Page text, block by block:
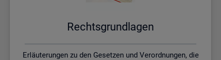
Rechts­grund­la­gen
Erläuterungen zu den Gesetzen und Verordnungen, die